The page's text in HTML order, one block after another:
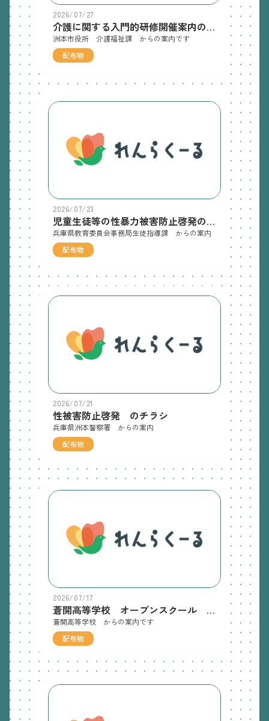
2026/07/27
介護に関する入門的研修開催案内のチラシ
洲本市役所 介護福祉課 からの案内です
配布物
2026/07/23
児童生徒等の性暴力被害防止啓発のチラシ
兵庫県教育委員会事務局生徒指導課 からの案内
配布物
2026/07/21
性被害防止啓発 のチラシ
兵庫県洲本警察署 からの案内
配布物
2026/07/17
蒼開高等学校 オープンスクール のチラシ
蒼開高等学校 からの案内です
配布物